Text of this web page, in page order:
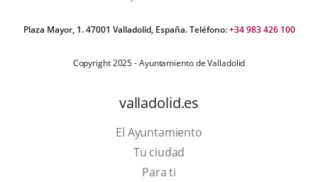
Plaza Mayor, 1. 47001 Valladolid, España. Teléfono:+34 983 426 100
Copyright 2025 - Ayuntamiento de Valladolid
valladolid.es
El Ayuntamiento
Tu ciudad
Para ti